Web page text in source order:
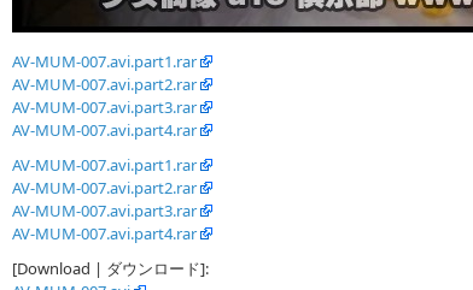
AV-MUM-007.avi.part1.rar
AV-MUM-007.avi.part2.rar
AV-MUM-007.avi.part3.rar
AV-MUM-007.avi.part4.rar
AV-MUM-007.avi.part1.rar
AV-MUM-007.avi.part2.rar
AV-MUM-007.avi.part3.rar
AV-MUM-007.avi.part4.rar
[Download | ダウンロード]: